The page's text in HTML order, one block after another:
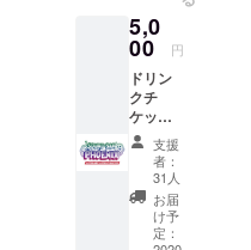
援頂けますと大
変ありがたいで
す。閉じる
でも使用可能) ※
ご支援をしてい
乗せ支援』をす
ることができま
す。 宜しけれ
ば、リターンの
額に上乗せし
て、ご支援頂け
ますと大変あり
がたいです。
5,0
00 円
ドリン
クチ
ケット
11枚 ス
テッ
カー1枚
スタッ
フよ
り、お
支援
者：
31人
お届
け予
定：